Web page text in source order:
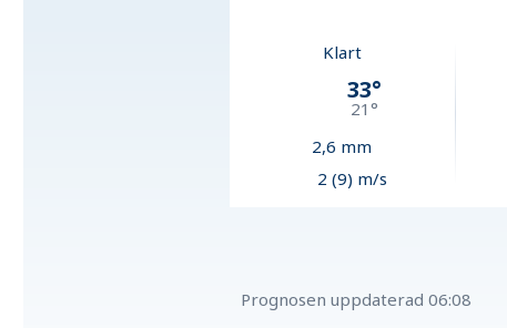
Klart
33°
21 °
2,6 mm
2 (9) m/s
Prognosen uppdaterad 06:08